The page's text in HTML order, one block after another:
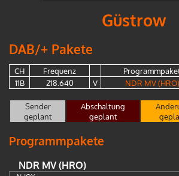
Güstrow
DAB/+ Pakete
CH Frequenz
11B
218.640 V NDR MV (HRO)
Sender
geplant
Abschaltung
geplant
Programmpakete
NDR MV (HRO)